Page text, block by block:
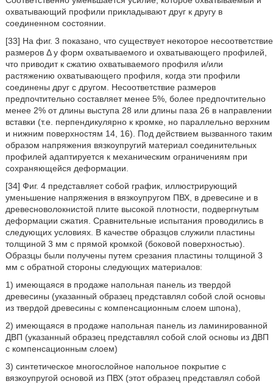
охватывающий профили прикладывают друг к другу в
соединенном состоянии.
[33] На фиг. 3 показано, что существует некоторое несоответствие
размеров Δ у форм охватываемого и охватывающего профилей,
что приводит к сжатию охватываемого профиля и/или
растяжению охватывающего профиля, когда эти профили
соединены друг с другом. Несоответствие размеров
предпочтительно составляет менее 5%, более предпочтительно
менее 2% от длины выступа 28 или длины паза 26 в направлении
вставки (т.е. перпендикулярно к кромке, но параллельно верхним
и нижним поверхностям 14, 16). Под действием вызванного таким
образом напряжения вязкоупругий материал соединительных
профилей адаптируется к механическим ограничениям при
сохраняющейся деформации.
[34] Фиг. 4 представляет собой график, иллюстрирующий
уменьшение напряжения в вязкоупругом ПВХ, в древесине и в
древесноволокнистой плите высокой плотности, подвергнутым
деформации сжатия. Сравнительные испытания проводились в
следующих условиях. В качестве образцов служили пластины
толщиной 3 мм с прямой кромкой (боковой поверхностью).
Образцы были получены путем срезания пластины толщиной 3
мм с обратной стороны следующих материалов:
1) имеющаяся в продаже напольная панель из твердой
древесины (указанный образец представлял собой слой основы
из твердой древесины с компенсационным слоем шпона),
2) имеющаяся в продаже напольная панель из ламинированной
ДВП (указанный образец представлял собой слой основы из ДВП
с компенсационным слоем)
3) синтетическое многослойное напольное покрытие с
вязкоупругой основой из ПВХ (этот образец представлял собой